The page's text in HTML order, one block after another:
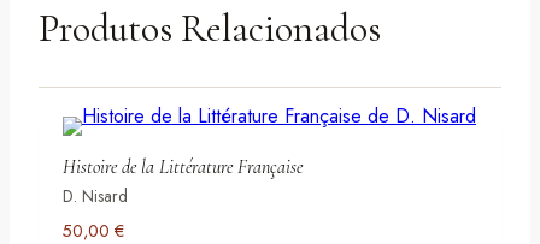
Produtos Relacionados
Histoire de la Littérature Française
D. Nisard
50,00 €